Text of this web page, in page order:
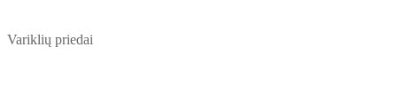
Variklių priedai